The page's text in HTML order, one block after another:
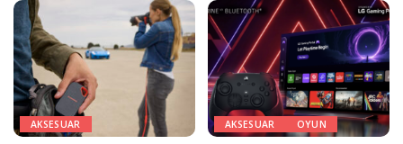
AKSESUAR AKSESUAR OYUN